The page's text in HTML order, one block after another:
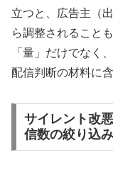
立つと、広告主（
ら調整されること
「量」だけでなく
配信判断の材料に
サイレント改
信数の絞り込み